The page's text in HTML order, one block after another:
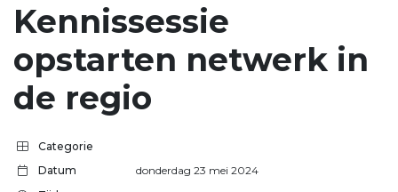
Kennissessie
opstarten netwerk in
de regio
Categorie
Datum
donderdag 23 mei 2024